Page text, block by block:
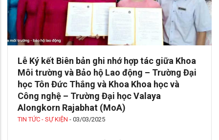
Lễ Ký kết Biên bản ghi nhớ hợp tác giữa Khoa
Môi trường và Bảo hộ Lao động – Trường Đại
học Tôn Đức Thắng và Khoa Khoa học và
Công nghệ – Trường Đại học Valaya
Alongkorn Rajabhat (MoA)
TIN TỨC - SỰ KIỆN - 03/03/2025